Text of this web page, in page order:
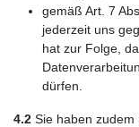
gemäß Art. 7
jederzeit uns
hat zur Folge,
dürfen.
4.2 Sie haben zudem